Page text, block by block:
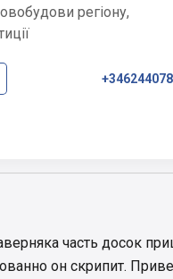
часть досок
он скрипит.
регіону,